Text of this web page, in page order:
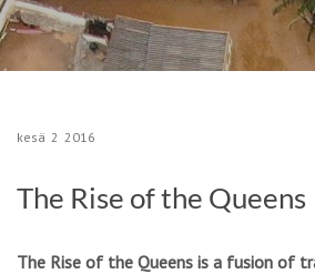
kesä 2 2016
The Rise of the Queens
The Rise of the Queens is a fusion of